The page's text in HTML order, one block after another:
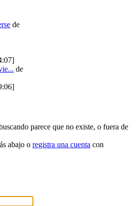
de
de
parece que no existe, o fuera de
abajo o registra una cuenta con